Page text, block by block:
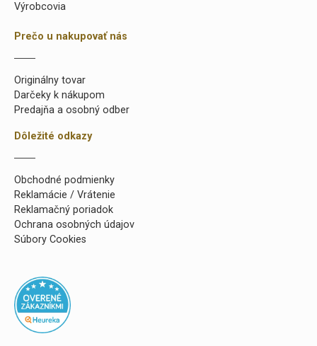
Výrobcovia
Prečo u nakupovať nás
Originálny tovar
Darčeky k nákupom
Predajňa a osobný odber
Dôležité odkazy
Obchodné podmienky
Reklamácie / Vrátenie
Reklamačný poriadok
Ochrana osobných údajov
Súbory Cookies